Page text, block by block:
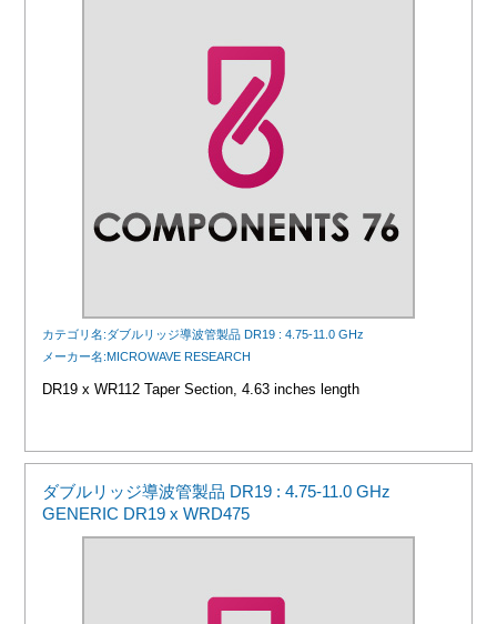
カテゴリ名:ダブルリッジ導波管製品 DR19 : 4.75-11.0 GHz
メーカー名:MICROWAVE RESEARCH
DR19 x WR112 Taper Section, 4.63 inches length
ダブルリッジ導波管製品 DR19 : 4.75-11.0 GHz
GENERIC DR19 x WRD475